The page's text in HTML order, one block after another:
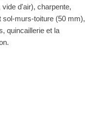
vide d'air), charpente,
sol-murs-toiture (50 mm),
quincaillerie et la